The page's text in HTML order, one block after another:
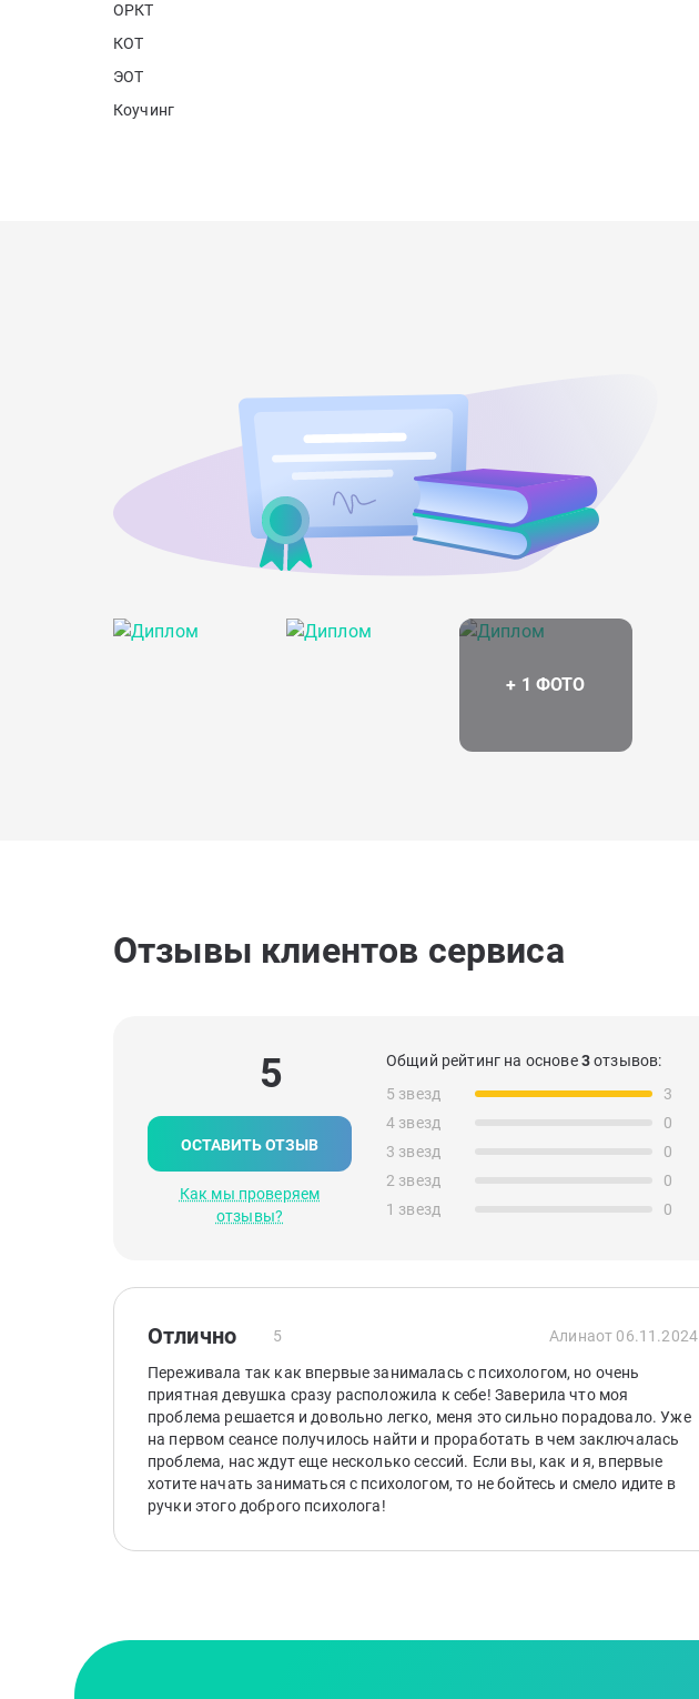
ОРКТ
КОТ
ЭОТ
Коучинг
Отзывы клиентов сервиса
5
ОСТАВИТЬ ОТЗЫВ
Как мы проверяем
отзывы?
Общий рейтинг на основе3отзывов:
5 звезд
3
4 звезд
0
3 звезд
0
2 звезд
0
1 звезд
0
Отлично 5 Алинаот 06.11.2024
Переживала так как впервые занималась с психологом, но очень
приятная девушка сразу расположила к себе! Заверила что моя
проблема решается и довольно легко, меня это сильно порадовало. Уже
на первом сеансе получилось найти и проработать в чем заключалась
проблема, нас ждут еще несколько сессий. Если вы, как и я, впервые
хотите начать заниматься с психологом, то не бойтесь и смело идите в
ручки этого доброго психолога!